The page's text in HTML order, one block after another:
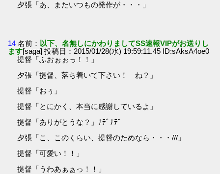
夕張「あ、またいつもの発作が・・・」
14 名前： 以下、名無しにかわりましてSS速報VIPがお送りし
ます[saga] 投稿日：2015/01/28(水) 19:59:11.45 ID:sAksA4oe0
提督「ふおぉぉっ！！」
夕張「提督、落ち着いて下さい！ ね？」
提督「おぅ」
提督「とにかく、本当に感謝しているよ」
提督「ありがとうな？」ﾅﾃﾞﾅﾃﾞ
夕張「こ、このくらい、提督のためなら・・・///」
提督「可愛い！！」
提督「うわあぁぁっ！！」